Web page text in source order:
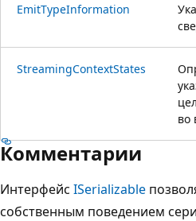
EmitTypeInformation
StreamingContextStates
во
Комментарии
Интерфейс ISerializable
собственным поведением